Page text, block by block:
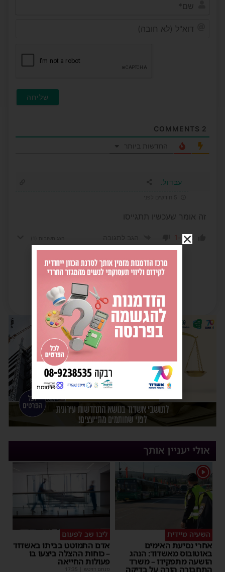
החדשות ביותר
עבדול.
זה אומר שעכשיו תתגייסו
-1
(1)
אולי יעניין אותך
השעיה מיידית
אחרי נסיעת האימים
באוטובוס מאשדוד: הנהג
הושעה מתפקידו – משרד
התחבורה הורה על בדיקה
ליבו שב לפעום
אדם התמוטט בביתו באשדוד
– כוחות ההצלה ביצעו בו
פעולות החייאה
מנחם דויטש |
17:35
פרסומת